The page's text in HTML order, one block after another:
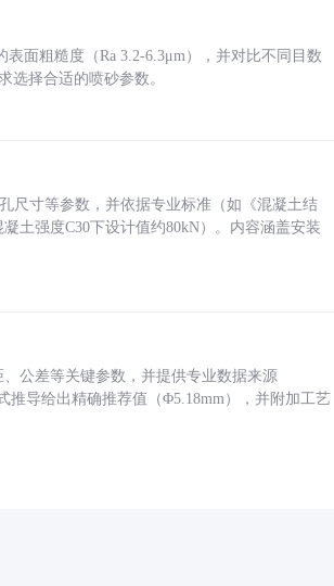
面粗糙度（Ra 3.2-6.3μm），并对比不同目数
选择合适的喷砂参数。
尺寸等参数，并依据专业标准（如《混凝土结
土强度C30下设计值约80kN）。内容涵盖安装
公差等关键参数，并提供专业数据来源
推导给出精确推荐值（Φ5.18mm），并附加工艺